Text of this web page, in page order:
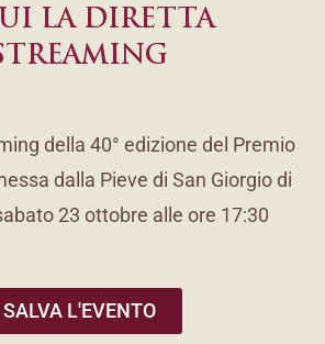
LA DIRETTA
della 40° edizione del Premio
dalla Pieve di San Giorgio di
23 ottobre alle ore 17:30
SALVA L'EVENTO